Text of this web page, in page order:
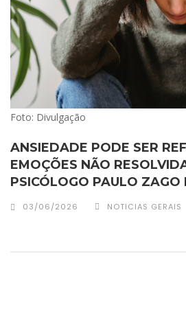
Foto: Divulgação
ANSIEDADE PODE SER
EMOÇÕES NÃO
PSICÓLOGO PAULO ZAGO
03/06/2026 NOTICIAS GERAIS